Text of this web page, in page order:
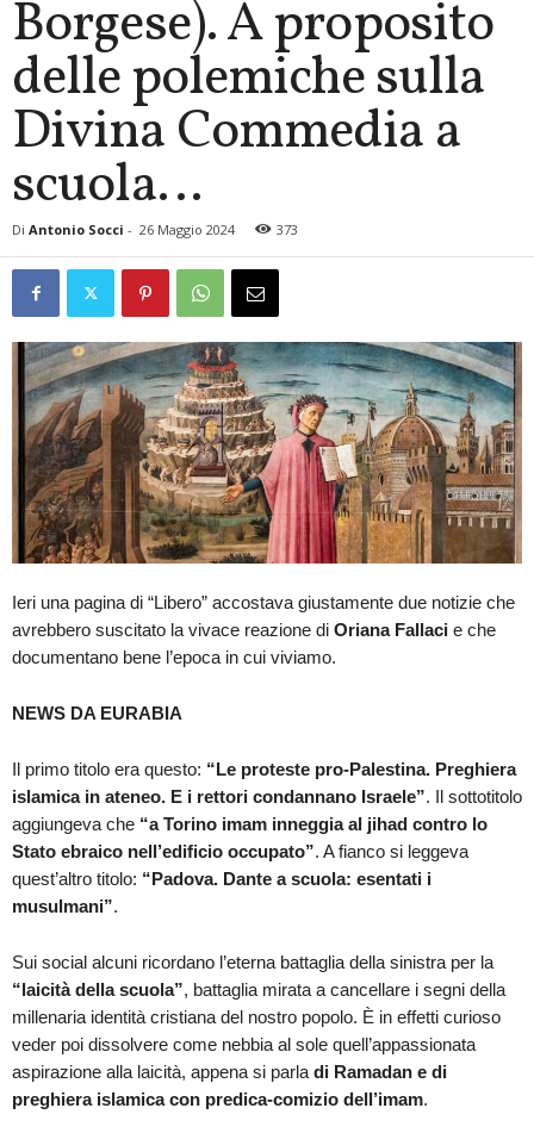
Borgese). A proposito
delle polemiche sulla
Divina Commedia a
scuola…
Di Antonio Socci - 26 Maggio 2024 373
Ieri una pagina di “Libero” accostava giustamente due notizie che
avrebbero suscitato la vivace reazione di Oriana Fallaci e che
documentano bene l’epoca in cui viviamo.
NEWS DA EURABIA
Il primo titolo era questo: “Le proteste pro-Palestina. Preghiera
islamica in ateneo. E i rettori condannano Israele”. Il sottotitolo
aggiungeva che “a Torino imam inneggia al jihad contro lo
Stato ebraico nell’edificio occupato”. A fianco si leggeva
quest’altro titolo: “Padova. Dante a scuola: esentati i
musulmani”.
Sui social alcuni ricordano l’eterna battaglia della sinistra per la
“laicità della scuola”, battaglia mirata a cancellare i segni della
millenaria identità cristiana del nostro popolo. È in effetti curioso
veder poi dissolvere come nebbia al sole quell’appassionata
aspirazione alla laicità, appena si parla di Ramadan e di
preghiera islamica con predica-comizio dell’imam.